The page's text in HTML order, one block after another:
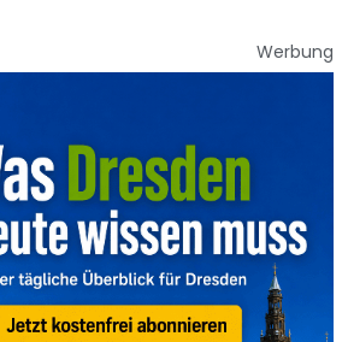
Werbung